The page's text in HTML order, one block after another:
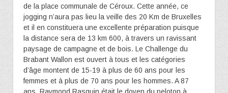
de la place communale de Céroux. Cette année, ce
jogging n’aura pas lieu la veille des 20 Km de Bruxelles
et il en constituera une excellente préparation puisque
la distance sera de 13 km 600, à travers un ravissant
paysage de campagne et de bois. Le Challenge du
Brabant Wallon est ouvert à tous et les catégories
d’âge montent de 15-19 à plus de 60 ans pour les
femmes et à plus de 70 ans pour les hommes. A 87
ans, Raymond Rasquin était le doyen du peloton à